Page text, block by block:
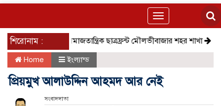
Toggle
navigation
শিরোনাম :সমাজতান্ত্রিক ছাত্রফ্রন্ট মৌলভীবাজার শহর শাখা কেমন আছে
Home ইংল্যান্ড
প্রিয়মুখ আলাউদ্দিন আহমদ আর নেই
সংবাদদাতা